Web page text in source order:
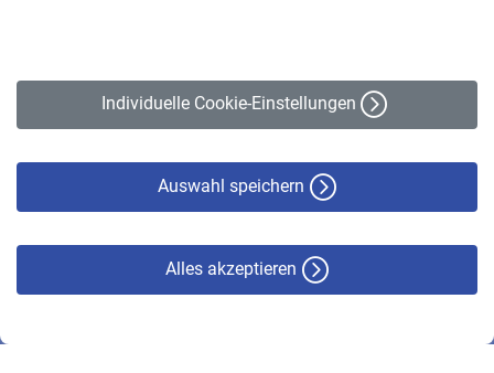
Individuelle Cookie-Einstellungen
Auswahl speichern
Alles akzeptieren
Erklärung zur Barrierefreiheit
© VBL 2026